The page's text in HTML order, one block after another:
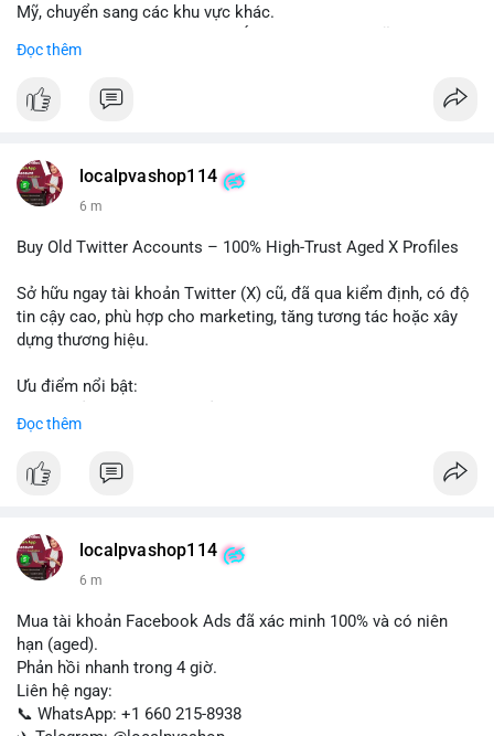
Mỹ, chuyển sang các khu vực khác.
trường khi Mỹ còn đang lúng túng về luật pháp.
#binancesquare #blockchain
#vlikevn #titanbot
📰 Nguồn: Cointelegraph
Đọc thêm
localpvashop114
6 m
Buy Old Twitter Accounts – 100% High-Trust Aged X Profiles
Sở hữu ngay tài khoản Twitter (X) cũ, đã qua kiểm định, có độ
tin cậy cao, phù hợp cho marketing, tăng tương tác hoặc xây
dựng thương hiệu.
Ưu điểm nổi bật:
- Hồ sơ hoàn chỉnh, giảm nguy cơ bị khóa
✈️ Telegram: @localpvashop
📧 Email: localpvashop@gmail.com
Đọc thêm
localpvashop114
6 m
Mua tài khoản Facebook Ads đã xác minh 100% và có niên
hạn (aged).
Phản hồi nhanh trong 4 giờ.
Liên hệ ngay:
📞 WhatsApp: +1 660 215-8938